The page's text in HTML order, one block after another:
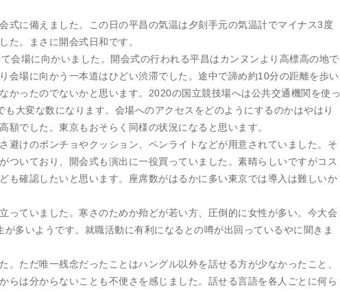
式に備えました。この日の平昌の気温は夕刻手元の気温計でマイナス3度
た。まさに開会式日和です。
会場に向かいました。開会式の行われる平昌はカンヌンより高標高の地で
会場に向かう一本道はひどい渋滞でした。途中で諦め約10分の距離を歩い
かったのでないかと思います。2020の国立競技場へは公共交通機関を使っ
大変な数になります。会場へのアクセスをどのようにするのかはやはり
でした。東京もおそらく同様の状況になると思います。
避けのポンチョやクッション、ペンライトなどが用意されていました。そ
ついており、開会式も演出に一役買っていました。素晴らしいですがコス
も確認したいと思います。座席数がはるかに多い東京では導入は難しいか
っていました。寒さのためか殆どが若い方、圧倒的に女性が多い。今大会
多いようです。就職活動に有利になるとの噂が出回っているやに聞きま
。ただ唯一残念だったことはハングル以外を話せる方が少なかったこと、
らは分からないことも不便さを感じました。話せる言語を各人ごとに何ら